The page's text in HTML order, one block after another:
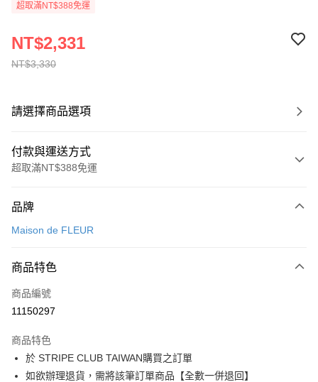
超取滿NT$388免運
NT$3,330
NT$2,331
請選擇商品選項
付款與運送方式
超取滿NT$388免運
信用卡一次付款
3 期 0 利率 每期
合作金庫商業銀行
上海商業儲蓄銀行
臺灣中小企業銀行
匯豐（台灣）商業銀行
華泰商業銀行
聯邦商業銀行
遠東國際商業銀行
超商取貨付款
LINE Pay
Apple Pay
街口支付
品牌
Maison de FLEUR
商品特色
商品編號
11150297
商品特色
於 STRIPE CLUB TAIWAN購買之訂單
如欲辦理退貨，需將該筆訂單商品【全數一併退回】